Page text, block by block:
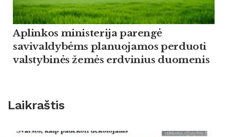
Aplinkos ministerija parengė
savivaldybėms planuojamos perduoti
valstybinės žemės erdvinius duomenis
Laikraštis